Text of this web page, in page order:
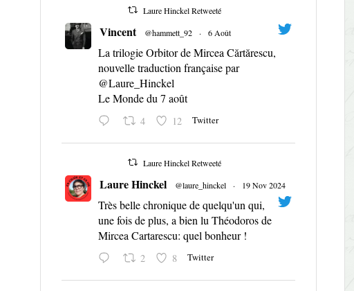
Laure Hinckel Retweeté
Vincent @hammett_92 · 6 Août
La trilogie Orbitor de Mircea Cărtărescu,
nouvelle traduction française par
@Laure_Hinckel
Le Monde du 7 août
4 12 Twitter
Laure Hinckel Retweeté
Laure Hinckel @laure_hinckel · 19 Nov 2024
Très belle chronique de quelqu'un qui,
une fois de plus, a bien lu Théodoros de
Mircea Cartarescu: quel bonheur !
2 8 Twitter